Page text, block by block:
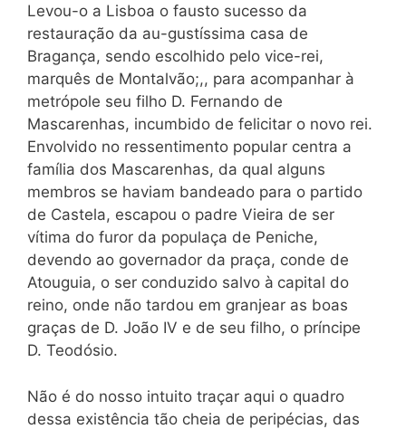
Levou-o a Lisboa o fausto sucesso da
restauração da au-gustíssima casa de
Bragança, sendo escolhido pelo vice-rei,
marquês de Montalvão;,, para acompanhar à
metrópole seu filho D. Fernando de
Mascarenhas, incumbido de felicitar o novo rei.
Envolvido no ressentimento popular centra a
família dos Mascarenhas, da qual alguns
membros se haviam bandeado para o partido
de Castela, escapou o padre Vieira de ser
vítima do furor da populaça de Peniche,
devendo ao governador da praça, conde de
Atouguia, o ser conduzido salvo à capital do
reino, onde não tardou em granjear as boas
graças de D. João IV e de seu filho, o príncipe
D. Teodósio.
Não é do nosso intuito traçar aqui o quadro
dessa existência tão cheia de peripécias, das